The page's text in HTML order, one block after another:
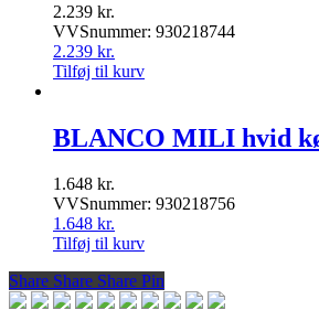
2.239 kr.
VVSnummer: 930218744
2.239 kr.
Tilføj til kurv
BLANCO MILI hvid
1.648 kr.
VVSnummer: 930218756
1.648 kr.
Tilføj til kurv
Share
Share Share Share Pin